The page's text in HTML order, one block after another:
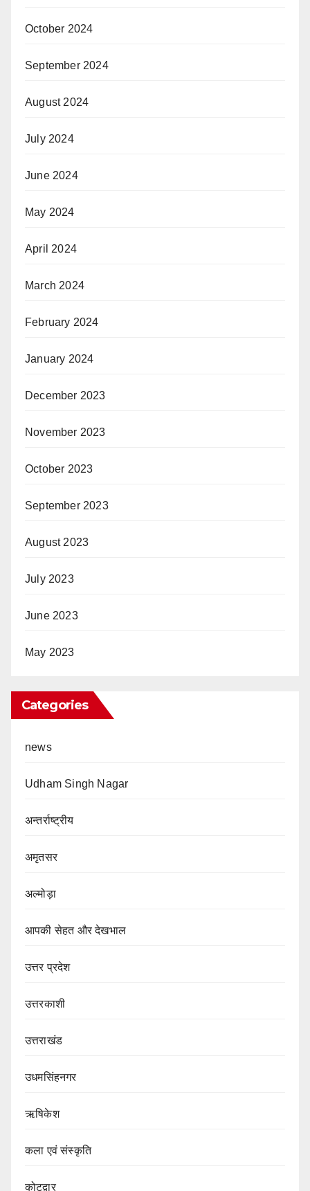
October 2024
September 2024
August 2024
July 2024
June 2024
May 2024
April 2024
March 2024
February 2024
January 2024
December 2023
November 2023
October 2023
September 2023
August 2023
July 2023
June 2023
May 2023
Categories
news
Udham Singh Nagar
अन्तर्राष्ट्रीय
अमृतसर
अल्मोड़ा
आपकी सेहत और देखभाल
उत्तर प्रदेश
उत्तरकाशी
उत्तराखंड
उधमसिंहनगर
ऋषिकेश
कला एवं संस्कृति
कोटद्वार